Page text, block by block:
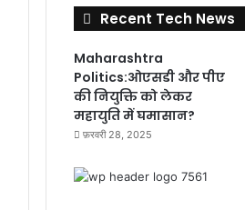
Recent Tech News
Maharashtra
Politics:ओएसडी और पीए
की नियुक्ति को लेकर
महायुति में घमासान?
फ़रवरी 28, 2025